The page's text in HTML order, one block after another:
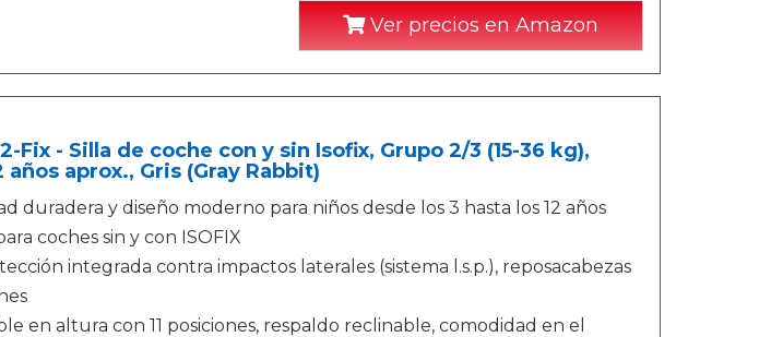
Ver precios en Amazon
Fix - Silla de coche con y sin Isofix, Grupo 2/3 (15-36 kg),
años aprox., Gris (Gray Rabbit)
duradera y diseño moderno para niños desde los 3 hasta los 12 años
coches sin y con ISOFIX
integrada contra impactos laterales (sistema l.s.p.), reposacabezas
en altura con 11 posiciones, respaldo reclinable, comodidad en el